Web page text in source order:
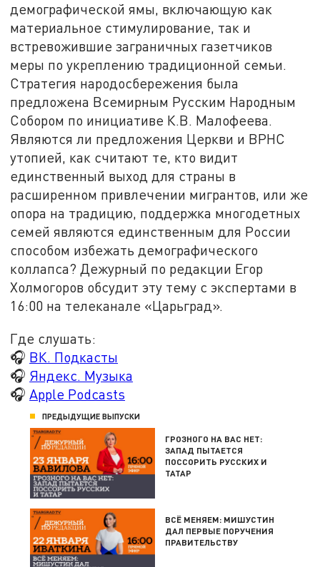
демографической ямы, включающую как
материальное стимулирование, так и
встревожившие заграничных газетчиков
меры по укреплению традиционной семьи.
Стратегия народосбережения была
предложена Всемирным Русским Народным
Собором по инициативе К.В. Малофеева.
Являются ли предложения Церкви и ВРНС
утопией, как считают те, кто видит
единственный выход для страны в
расширенном привлечении мигрантов, или же
опора на традицию, поддержка многодетных
семей являются единственным для России
способом избежать демографического
коллапса? Дежурный по редакции Егор
Холмогоров обсудит эту тему с экспертами в
16:00 на телеканале «Царьград».
Где слушать:
🎧 ВК. Подкасты
🎧 Яндекс. Музыка
🎧Apple Podcasts
ПРЕДЫДУЩИЕ ВЫПУСКИ
ГРОЗНОГО НА ВАС НЕТ:
ЗАПАД ПЫТАЕТСЯ
ПОССОРИТЬ РУССКИХ И
ТАТАР
ВСЁ МЕНЯЕМ: МИШУСТИН
ДАЛ ПЕРВЫЕ ПОРУЧЕНИЯ
ПРАВИТЕЛЬСТВУ